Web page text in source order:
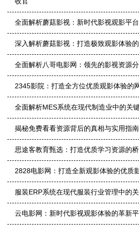
全面解析蘑菇影视：新时代影视观影平
深入解析蘑菇影视：打造极致观影体验
全面解析八哥电影网：领先的影视资源
2345影院：打造全方位优质观影体验的
全面解析MES系统在现代制造业中的关
揭秘免费看看资源背后的真相与实用指南
思途客教育甄选：打造优质学习资源的
2828电影网：打造全新观影体验的优质
服装ERP系统在现代服装行业管理中的
云电影网：新时代影视观影体验的革新